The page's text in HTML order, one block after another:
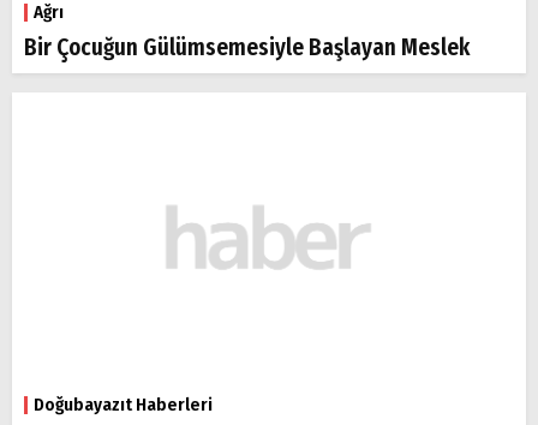
Ağrı
Bir Çocuğun Gülümsemesiyle Başlayan Meslek
Doğubayazıt Haberleri